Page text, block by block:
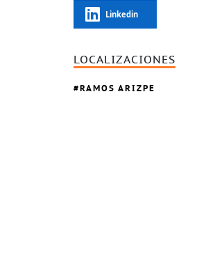
Linkedin
LOCALIZACIONES
RAMOS ARIZPE